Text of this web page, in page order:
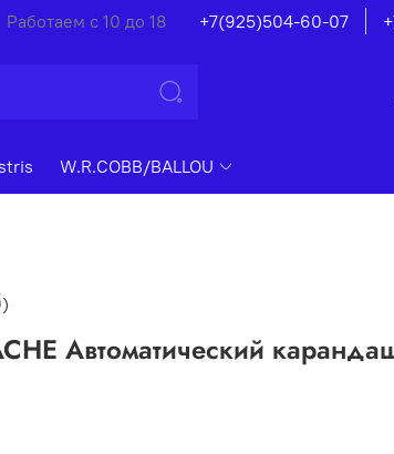
Работаем с 10 до 18 +7(925)504-60-07
W.R.COBB/BALLOU
Автоматический